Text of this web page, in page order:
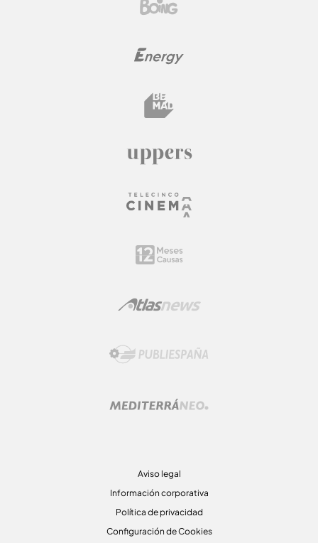
Aviso legal
Información corporativa
Política de privacidad
Configuración de Cookies